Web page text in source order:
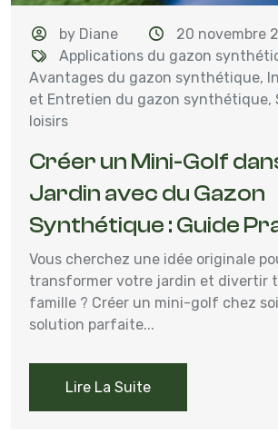
by Diane
20 novembre
Applications du gazon
Avantages du gazon synthétique,
et Entretien du gazon synthétique,
loisirs
Créer un Mini-Golf
Jardin avec du Gazon
Synthétique : Guide
Vous cherchez une idée originale
transformer votre jardin et divertir
famille ? Créer un mini-golf chez
solution parfaite...
Lire La Suite